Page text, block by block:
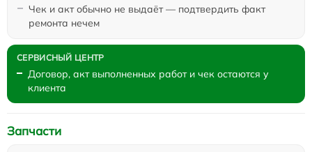
Чек и акт обычно не выдаёт — подтвердить факт
ремонта нечем
Договор, акт выполненных работ и чек остаются у
клиента
Запчасти